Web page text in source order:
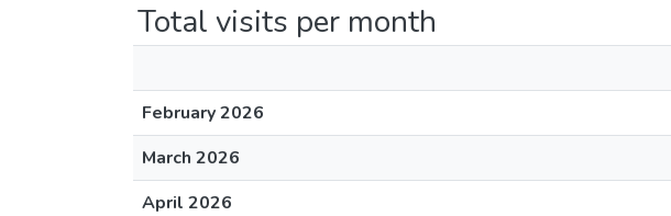
Total visits per month
February 2026
March 2026
April 2026